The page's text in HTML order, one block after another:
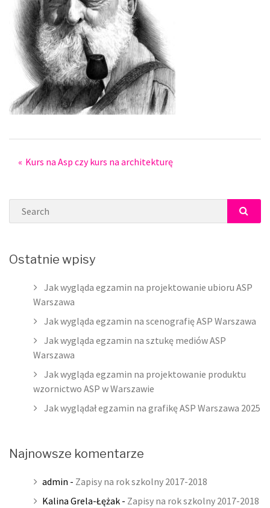
Post
Kurs na Asp czy kurs na architekturę
Search
Ostatnie wpisy
Jak wygląda egzamin na projektowanie ubioru ASP
Warszawa
Jak wygląda egzamin na scenografię ASP Warszawa
Jak wygląda egzamin na sztukę mediów ASP
Warszawa
Jak wygląda egzamin na projektowanie produktu
wzornictwo ASP w Warszawie
Jak wyglądał egzamin na grafikę ASP Warszawa 2025
Najnowsze komentarze
admin - Zapisy na rok szkolny 2017-2018
Kalina Grela-Łężak - Zapisy na rok szkolny 2017-2018